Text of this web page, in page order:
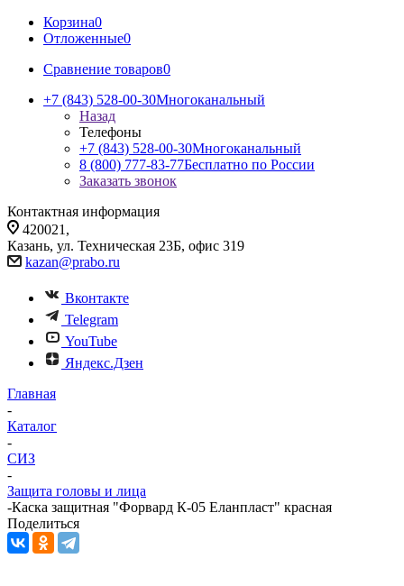
Корзина0
Отложенные0
Сравнение товаров0
+7 (843) 528-00-30Многоканальный
Назад
Телефоны
+7 (843) 528-00-30Многоканальный
8 (800) 777-83-77Бесплатно по России
Заказать звонок
Контактная информация
420021,
Казань, ул. Техническая 23Б, офис 319
kazan@prabo.ru
Вконтакте
Telegram
YouTube
Яндекс.Дзен
Главная
-
Каталог
-
СИЗ
-
Защита головы и лица
-Каска защитная "Форвард К-05 Еланпласт" красная
Поделиться